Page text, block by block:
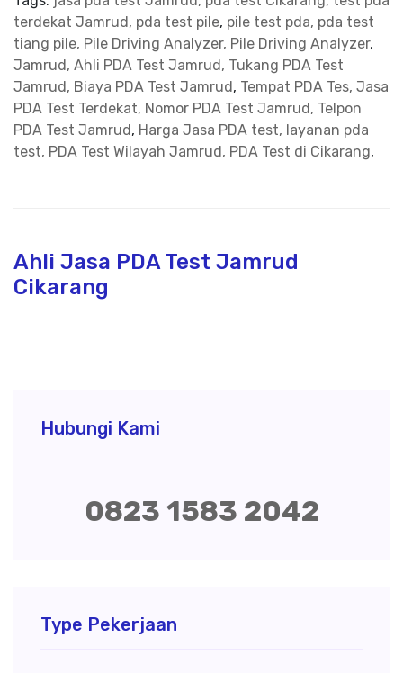
terdekat Jamrud, pda test pile, pile test pda, pda test
tiang pile, Pile Driving Analyzer, Pile Driving Analyzer,
Jamrud, Ahli PDA Test Jamrud, Tukang PDA Test
Jamrud, Biaya PDA Test Jamrud , Tempat PDA Tes, Jasa
PDA Test Terdekat, Nomor PDA Test Jamrud, Telpon
PDA Test Jamrud , Harga Jasa PDA test, layanan pda
test, PDA Test Wilayah Jamrud, PDA Test di Cikarang,
Ahli Jasa PDA Test Jamrud
Cikarang
Hubungi Kami
0823 1583 2042
Type Pekerjaan